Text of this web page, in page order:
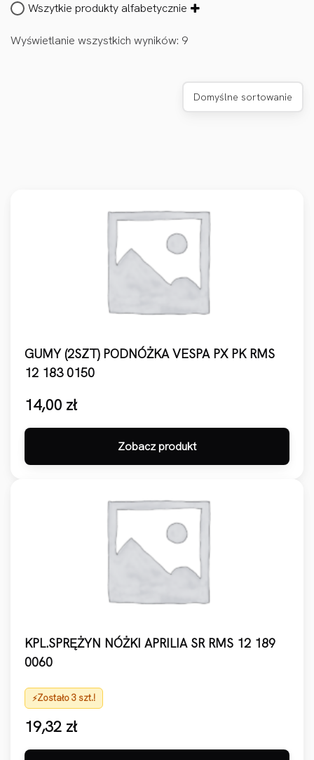
Wszytkie produkty alfabetycznie
Wyświetlanie wszystkich wyników: 9
Domyślne sortowanie
GUMY (2SZT) PODNÓŻKA VESPA PX PK RMS
12 183 0150
14,00 zł
Zobacz produkt
KPL.SPRĘŻYN NÓŻKI APRILIA SR RMS 12 189
0060
Zostało 3 szt.!
19,32 zł